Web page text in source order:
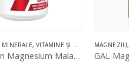
MINERALE,VITAMINE ȘI MINERALE
7Nutrition Magnesium Malate 120 Vege Caps
MAGNEZIU,